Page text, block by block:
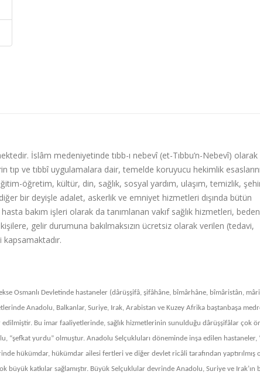
İslâm medeniyetinde tıbb-ı nebevî (et-Tıbbu’n-Nebevî)
tıp ve tıbbî uygulamalara dair, temelde koruyucu hekimlik esaslarını
öğretim, kültür, din, sağlık, sosyal yardım, ulaşım, temizlik,
bir deyişle adalet, askerlik ve emniyet hizmetleri dışında bütün
bakım işleri olarak da tanımlanan vakıf sağlık hizmetleri, beden
gelir durumuna bakılmaksızın ücretsiz olarak verilen (tedavi,
Osmanlı Devletinde hastaneler (dârüşşifâ, şifâhâne, bîmârhâne, bîmâristân,
Anadolu, Balkanlar, Suriye, Irak, Arabistan ve Kuzey Afrika baştanbaşa
Bu imar faaliyetlerinde, sağlık hizmetlerinin sunulduğu dârüşşifâlar çok
“şefkat yurdu” olmuştur. Anadolu Selçukluları döneminde inşa edilen hastaneler,
hükümdar, hükümdar ailesi fertleri ve diğer devlet ricâli tarafından yaptırılmış
büyük katkılar sağlamıştır. Büyük Selçuklular devrinde Anadolu, Suriye ve Irak’ın